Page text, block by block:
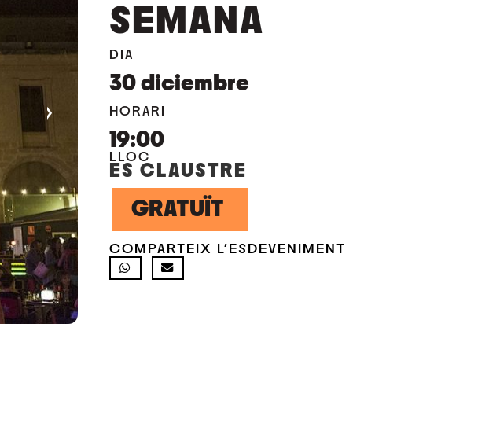
›
SEMANA
DIA
30 diciembre
HORARI
19:00
LLOC
ES CLAUSTRE
GRATUÏT
COMPARTEIX L'ESDEVENIMENT